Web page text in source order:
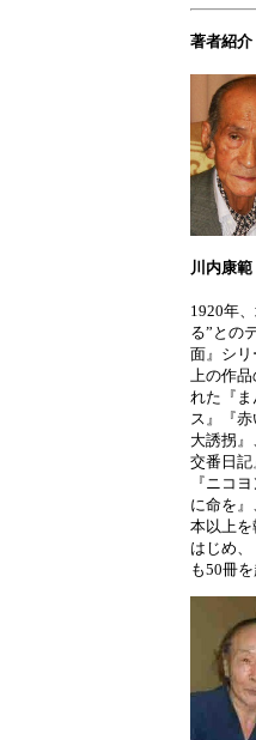
著者紹介
川内康
1920年
る”との
面』シリ
上の作
れた『
ス』『
大誘拐
交番日記
『ニコ
に命を
本以上
はじめ
も50冊